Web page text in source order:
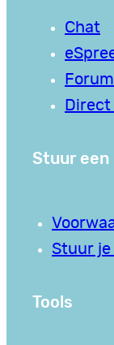
Chat
Forum
Stuur een
Stuur je
Tools